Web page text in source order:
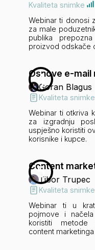
Kvaliteta snimke
Webinar ti donosi
za male
publika
proizvod odskače
4
Osnove e-mail
Goran Blagus
Kvaliteta snimke
Webinar ti otkriva
za izgradnju
uspješno koristiti
korisnike i kupce.
5
Content
Tibor Trupec
Kvaliteta snimke
Webinar ti u
pojmove i
koristiti metode
content